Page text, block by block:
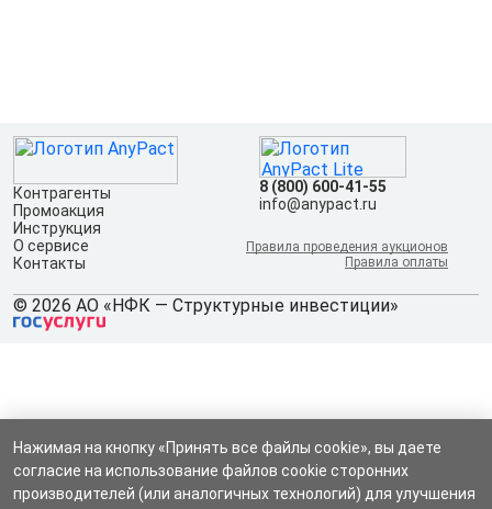
Контрагенты
Промоакция
Инструкция
О сервисе
Контакты
8 (800) 600-41-55
info@anypact.ru
Правила проведения аукционов
Правила оплаты
© 2026 АО «НФК — Структурные инвестиции»
Нажимая на кнопку «Принять все файлы cookie», вы даете
согласие на использование файлов cookie сторонних
производителей (или аналогичных технологий) для улучшения